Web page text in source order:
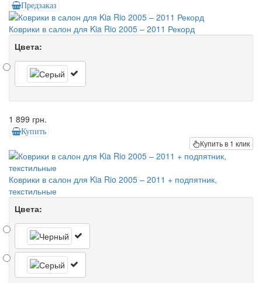
Предзаказ
Коврики в салон для Kia Rio 2005 – 2011 Рекорд
Цвета:
1 899 грн.
Купить
Купить в 1 клик
Коврики в салон для Kia Rio 2005 – 2011 + подпятник,
текстильные
Цвета: